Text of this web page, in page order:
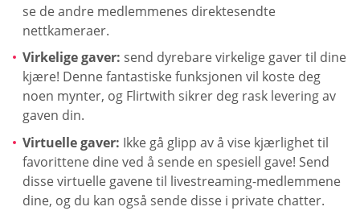
se de andre medlemmenes direktesendte
nettkameraer.
Virkelige gaver: send dyrebare virkelige gaver til dine
kjære! Denne fantastiske funksjonen vil koste deg
noen mynter, og Flirtwith sikrer deg rask levering av
gaven din.
Virtuelle gaver: Ikke gå glipp av å vise kjærlighet til
favorittene dine ved å sende en spesiell gave! Send
disse virtuelle gavene til livestreaming-medlemmene
dine, og du kan også sende disse i private chatter.